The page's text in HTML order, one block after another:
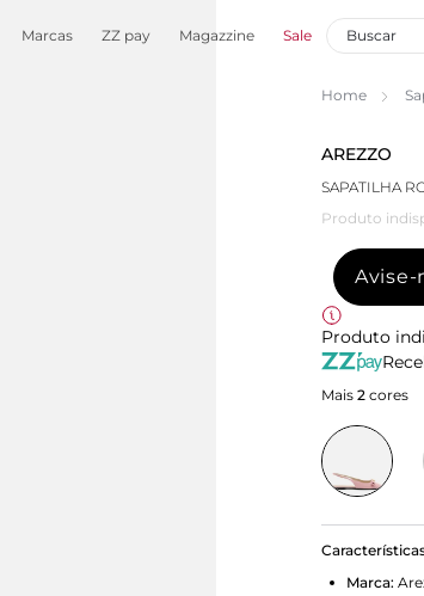
Marcas ZZ pay Magazzine Sale
Home
AREZZO
SAPATILHA
Produto
Avise-
Produto
Mais 2 cores
Marca: